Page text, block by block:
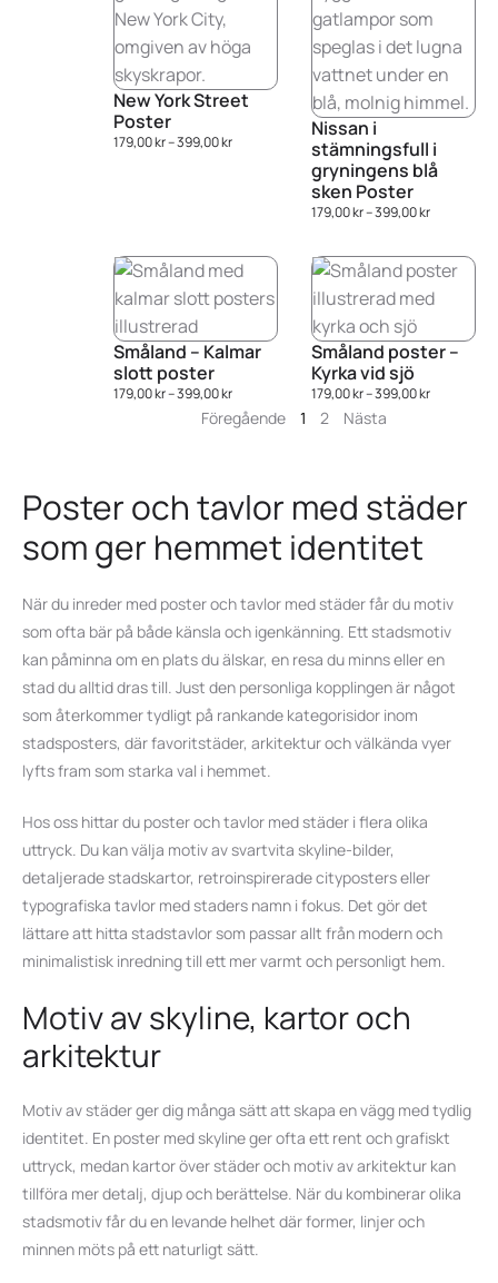
New York Street
Poster
179,00kr–399,00kr
Nissan i
stämningsfull i
gryningens blå
sken Poster
179,00kr–399,00kr
Småland – Kalmar
slott poster
179,00kr–399,00kr
Småland poster –
Kyrka vid sjö
179,00kr–399,00kr
Föregående 1 2 Nästa
Poster och tavlor med städer
som ger hemmet identitet
När du inreder med poster och tavlor med städer får du motiv
som ofta bär på både känsla och igenkänning. Ett stadsmotiv
kan påminna om en plats du älskar, en resa du minns eller en
stad du alltid dras till. Just den personliga kopplingen är något
som återkommer tydligt på rankande kategorisidor inom
stadsposters, där favoritstäder, arkitektur och välkända vyer
lyfts fram som starka val i hemmet.
Hos oss hittar du poster och tavlor med städer i flera olika
uttryck. Du kan välja motiv av svartvita skyline-bilder,
detaljerade stadskartor, retroinspirerade cityposters eller
typografiska tavlor med staders namn i fokus. Det gör det
lättare att hitta stadstavlor som passar allt från modern och
minimalistisk inredning till ett mer varmt och personligt hem.
Motiv av skyline, kartor och
arkitektur
Motiv av städer ger dig många sätt att skapa en vägg med tydlig
identitet. En poster med skyline ger ofta ett rent och grafiskt
uttryck, medan kartor över städer och motiv av arkitektur kan
tillföra mer detalj, djup och berättelse. När du kombinerar olika
stadsmotiv får du en levande helhet där former, linjer och
minnen möts på ett naturligt sätt.